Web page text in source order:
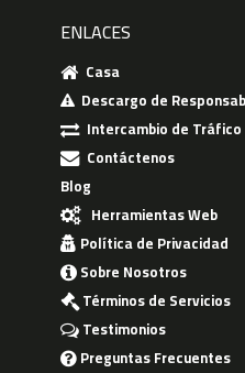
ENLACES
Casa
Descargo de
Intercambio de Tráfico
Contáctenos
Blog
Herramientas Web
Política de Privacidad
Sobre Nosotros
Términos de Servicios
Testimonios
Preguntas Frecuentes